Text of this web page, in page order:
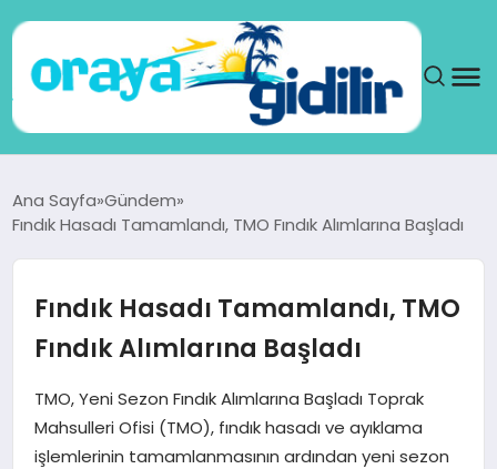
DÜNYA
SEYAHAT
TEKNOLOJI
Ana Sayfa Gündem
Fındık Hasadı Tamamlandı, TMO Fındık Alımlarına Başladı
Fındık Hasadı Tamamlandı, TMO
Fındık Alımlarına Başladı
TMO, Yeni Sezon Fındık Alımlarına Başladı Toprak
Mahsulleri Ofisi (TMO), fındık hasadı ve ayıklama
işlemlerinin tamamlanmasının ardından yeni sezon